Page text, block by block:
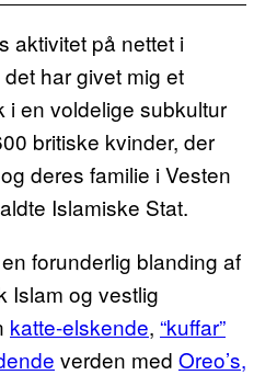
aktivitet på nettet i
har givet mig et
i en voldelige subkultur
britiske kvinder, der
deres familie i Vesten
Islamiske Stat.
forunderlig blanding af
Islam og vestlig
katte-elskende, “kuffar”
verden med Oreo’s,